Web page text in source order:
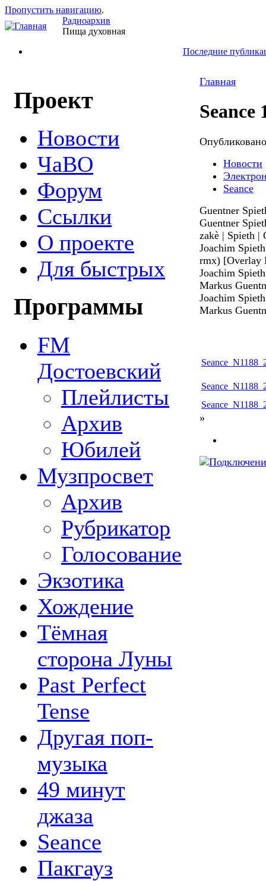
Пропустить навигацию.
Радиоархив
Пища духовная
Последние
Проект
Новости
ЧаВО
Форум
Ссылки
О проекте
Для быстрых
Программы
FM
Достоевский
Плейлисты
Архив
Юбилей
Музпросвет
Архив
Рубрикатор
Голосование
Экзотика
Хождение
Тёмная
сторона Луны
Past Perfect
Tense
Другая поп-
музыка
49 минут
джаза
Seance
Пакгауз
Главная
Seance
Новости
Seance
Guentner
Guentner
zakè | Spieth
Joachim
rmx) [Overlay
Joachim
Markus
Joachim
Markus
»